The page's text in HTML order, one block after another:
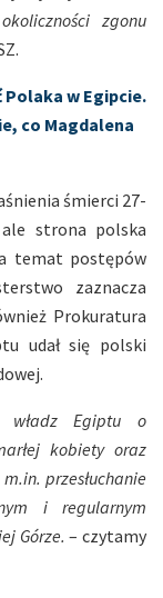
zgonu
w Egipcie.
co Magdalena
śmierci 27-
strona polska
temat postępów
zaznacza
Prokuratura
udał się polski
władz Egiptu o
kobiety oraz
przesłuchanie
i regularnym
Górze. – czytamy